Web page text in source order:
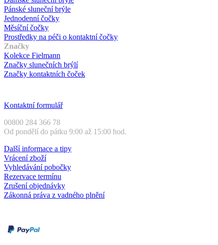
Pánské sluneční brýle
Jednodenní čočky
Měsíční čočky
Prostředky na péči o kontaktní čočky
Značky
Kolekce Fielmann
Značky slunečních brýlí
Značky kontaktních čoček
Kontaktní formulář
00800 284 366 78
Od pondělí do pátku 9:00 až 15:00 hod.
Další informace a tipy
Vrácení zboží
Vyhledávání pobočky
Rezervace termínu
Zrušení objednávky
Zákonná práva z vadného plnění